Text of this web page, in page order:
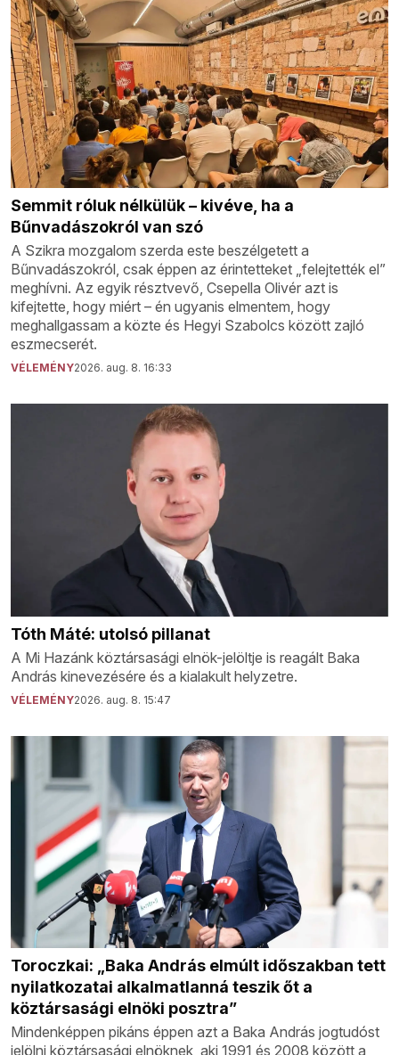
Semmit róluk nélkülük – kivéve, ha a
Bűnvadászokról van szó
A Szikra mozgalom szerda este beszélgetett a
Bűnvadászokról, csak éppen az érintetteket „felejtették el”
meghívni. Az egyik résztvevő, Csepella Olivér azt is
kifejtette, hogy miért – én ugyanis elmentem, hogy
meghallgassam a közte és Hegyi Szabolcs között zajló
eszmecserét.
VÉLEMÉNY2026. aug. 8. 16:33
Tóth Máté: utolsó pillanat
A Mi Hazánk köztársasági elnök-jelöltje is reagált Baka
András kinevezésére és a kialakult helyzetre.
VÉLEMÉNY2026. aug. 8. 15:47
Toroczkai: „Baka András elmúlt időszakban tett
nyilatkozatai alkalmatlanná teszik őt a
köztársasági elnöki posztra”
Mindenképpen pikáns éppen azt a Baka András jogtudóst
jelölni köztársasági elnöknek, aki 1991 és 2008 között a